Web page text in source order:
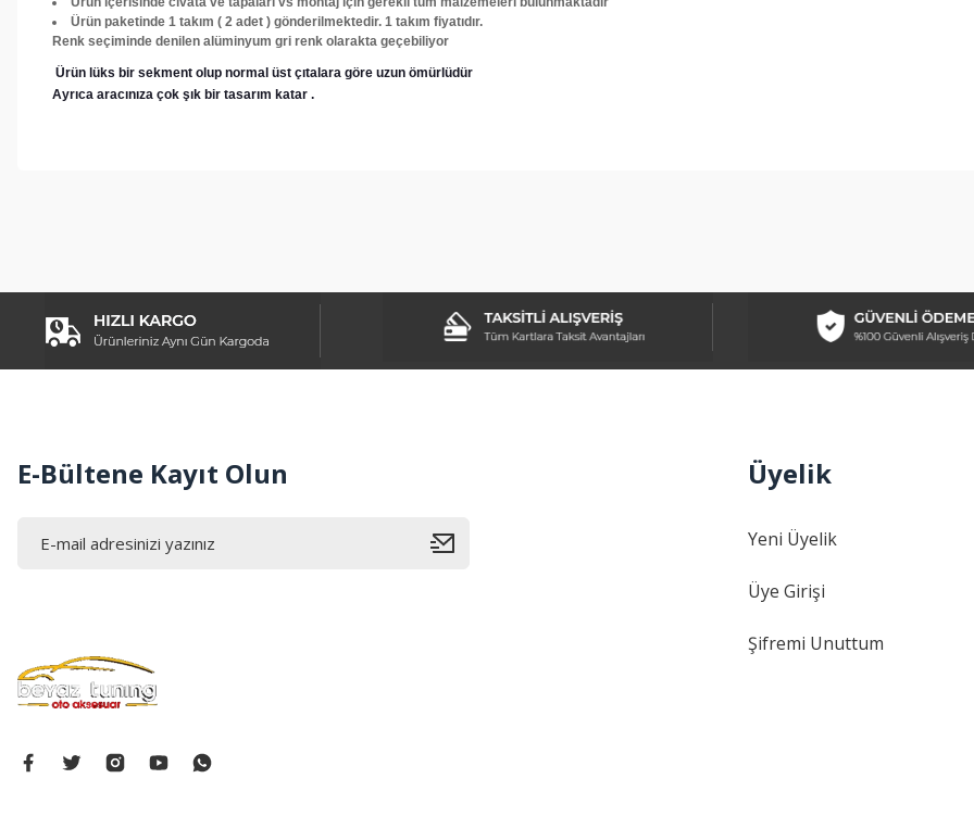
Ürün paketinde 1 takım ( 2 adet ) gönderilmektedir. 1 takım fiyatıdır.
Renk seçiminde denilen alüminyum gri renk olarakta geçebiliyor
Ürün lüks bir sekment olup normal üst çıtalara göre uzun ömürlüdür
Ayrıca aracınıza çok şık bir tasarım katar .
Ürün fiyatı diğer sitelerden daha pahalı.
Bu ürüne benzer farklı alternatifler olmalı.
E-Bültene Kayıt Olun Üyelik
Yeni Üyelik
Üye Girişi
Şifremi Unuttum